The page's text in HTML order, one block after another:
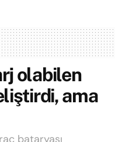
olabilen
ama
bataryası